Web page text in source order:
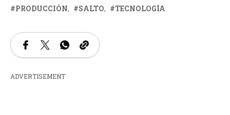
PRODUCCIÓN
SALTO TECNOLOGÍA
ADVERTISEMENT